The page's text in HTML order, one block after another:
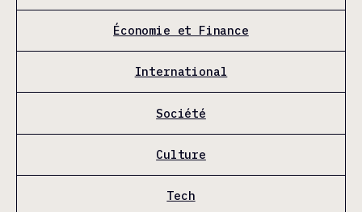
Économie et Finance
International
Société
Culture
Tech